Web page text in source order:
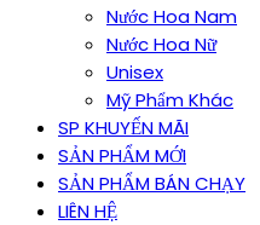
Nước Hoa Nam
Nước Hoa Nữ
Unisex
Mỹ Phẩm Khác
SP KHUYẾN MÃI
SẢN PHẨM MỚI
SẢN PHẨM BÁN CHẠY
LIÊN HỆ